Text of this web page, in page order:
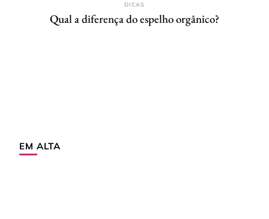
DICAS
Qual a diferença do espelho orgânico?
EM ALTA